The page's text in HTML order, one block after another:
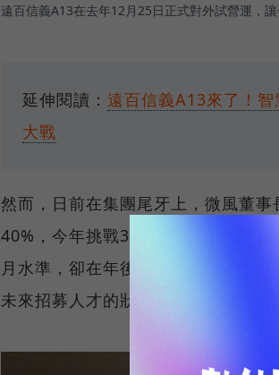
遠百信義A13在去年12月25日正式對外試營運，讓
延伸閱讀： 遠百信義A13來了！
大戰
然而，日前在集團尾牙上，微風董
40%，今年挑戰310億元，甚至對員
月水準，卻在年後隨即大規模裁員
未來招募人才的狀況有待觀察。